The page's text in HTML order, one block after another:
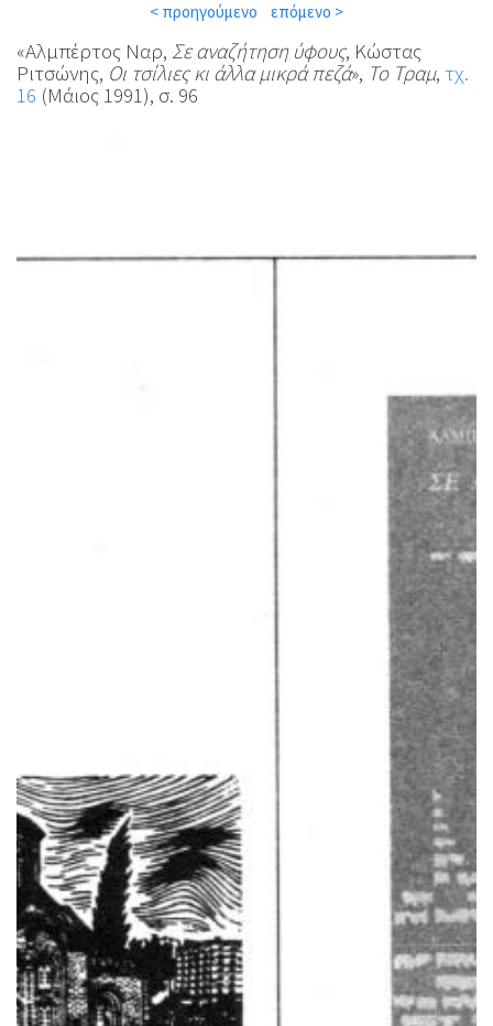
< προηγούμενο επόμενο >
«Αλμπέρτος Ναρ, Σε αναζήτηση ύφους, Κώστας
Ριτσώνης, Οι τσίλιες κι άλλα μικρά πεζά», Το Τραμ, τχ.
16 (Μάιος 1991), σ. 96